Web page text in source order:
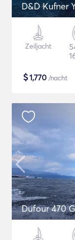
D&D Kufner
Zeiljacht
$1,770 /nacht
Dufour 470